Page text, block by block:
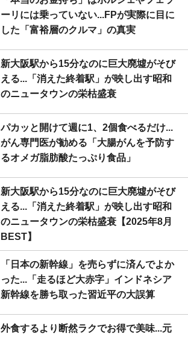
ーリには乗っていない...FPが実際に目に
した「富裕層のクルマ」の真実
新大阪駅から15分なのに巨大廃墟がそび
える...「消えた終着駅」が映し出す昭和
のニュータウンの栄枯盛衰
パカッと開けて週に1、2個食べるだけ...
がん専門医が勧める「大腸がんを予防す
るオメガ脂肪酸たっぷり食品」
新大阪駅から15分なのに巨大廃墟がそび
える...「消えた終着駅」が映し出す昭和
のニュータウンの栄枯盛衰【2025年8月
BEST】
「日本の新幹線」を売らずに済んでよか
った...「走るほど大赤字」インドネシア
新幹線を勝ち取った習近平の大誤算
外食するより断然ラクでお得で美味...元